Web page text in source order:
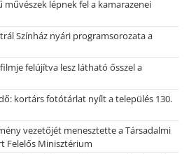
lépnek fel a kamarazenei
Színház nyári programsorozata a
felújítva lesz látható ősszel a
kortárs fotótárlat nyílt a település 130.
vezetőjét menesztette a Társadalmi
Felelős Minisztérium